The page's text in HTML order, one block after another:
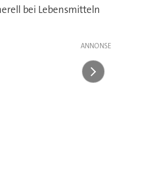
bei Lebensmitteln